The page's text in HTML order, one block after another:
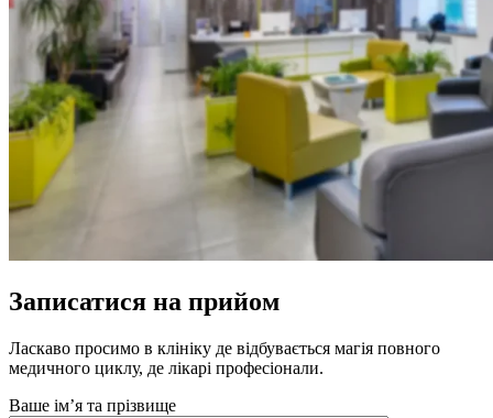
Записатися на прийом
Ласкаво просимо в клініку де відбувається магія повного
медичного циклу, де лікарі професіонали.
Ваше імʼя та прізвище